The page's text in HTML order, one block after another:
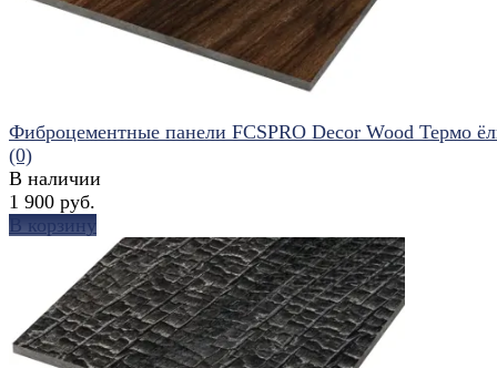
избранное сравнить
Фиброцементные панели FCSPRO Decor Wood Термо
(0)
В наличии
1 900 руб.
В корзину